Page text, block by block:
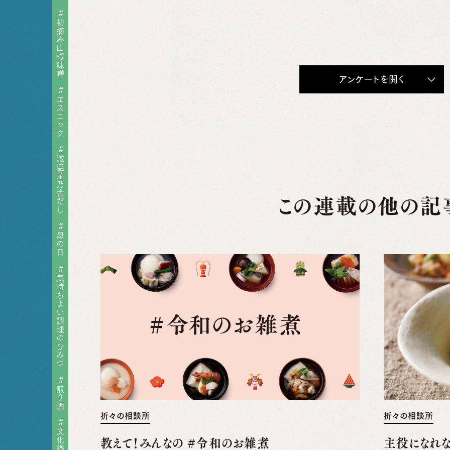
アンケートを開く
この連載の他の記
折々の相談所
教えて！みんなの #令和のお雑煮
折々の相談所
主役になれ
#
初摘み山椒味噌
#
エスニック
#
減塩茅乃舎だし
#
母の日
#
気持ちよい調理のひみつ
#
煎り酒
#
文化鍋